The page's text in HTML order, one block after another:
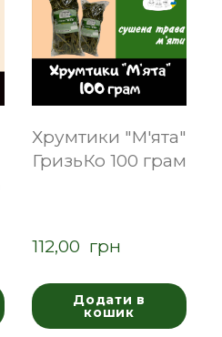
Хрумтики "М'ята"
ГризьКо 100 грам
112,00  грн
Додати в
кошик